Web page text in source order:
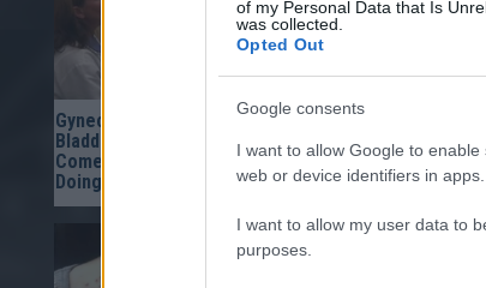
of my Personal Data that Is
was collected.
Opted Out
Google consents
I want to allow Google to
web or device identifiers in apps.
I want to allow my user data to
purposes.
Gynecologist in Columbus:
Bladder Leakage After 50
Comes Down to 1 Thing (Stop
Doing This)
No Poop For More
- It's The First